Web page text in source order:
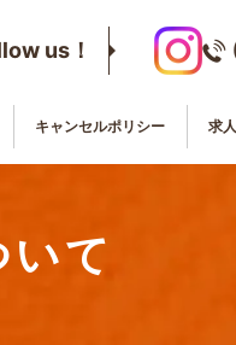
キャンセルポリシー 求
us！
て